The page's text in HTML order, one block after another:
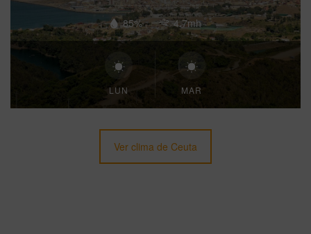
85% 4.7mh
LUN MAR
Ver clima de Ceuta